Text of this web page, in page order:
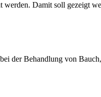
Damit soll gezeigt
der Behandlung von